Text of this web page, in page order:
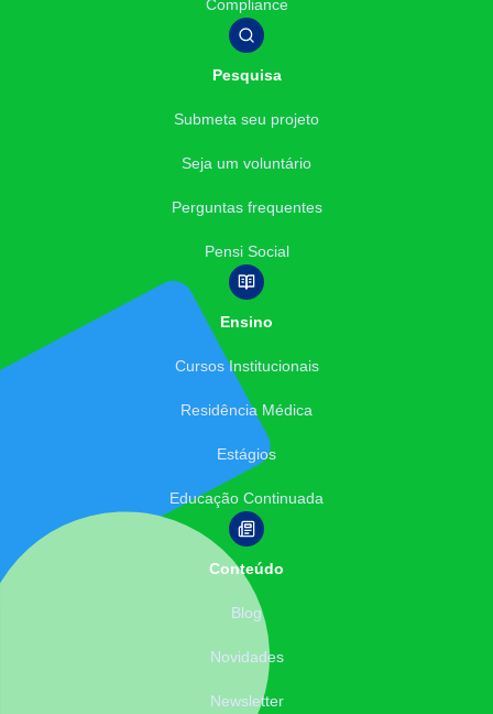
Compliance
Pesquisa
Submeta seu projeto
Seja um voluntário
Perguntas frequentes
Pensi Social
Ensino
Cursos Institucionais
Residência Médica
Estágios
Educação Continuada
Conteúdo
Blog
Novidades
Newsletter